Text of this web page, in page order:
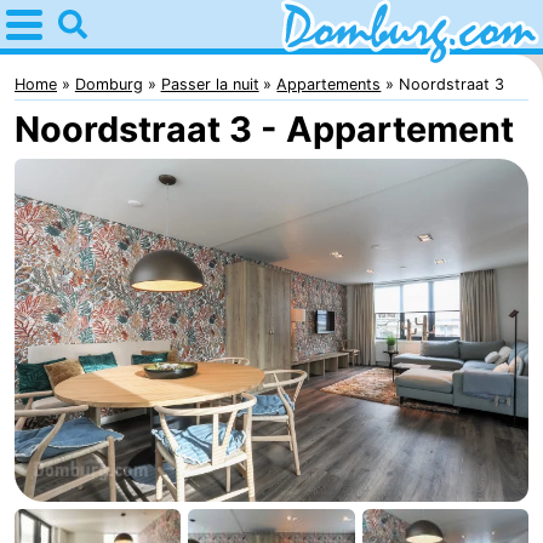
Home
Domburg
Astuces
Avec
les
enfants
Webcam
Webcam
Webcam
Plage
Passer
la
nuit
Appartements
-
Home Domburg Passer la nuit Appartements Noordstraat 3
Noordstraat 3 - Appartement